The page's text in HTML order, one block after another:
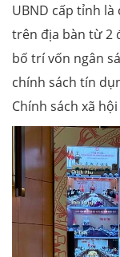
UBND cấp tỉnh
trên địa bàn từ 2
bố trí vốn ngân
chính sách tín
Chính sách xã